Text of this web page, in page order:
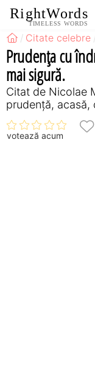
RightWords
TIMELESS WORDS
Citate celebre
Prudența cu
mai sigură.
Citat de Nicolae
prudență, acasă,
votează acum